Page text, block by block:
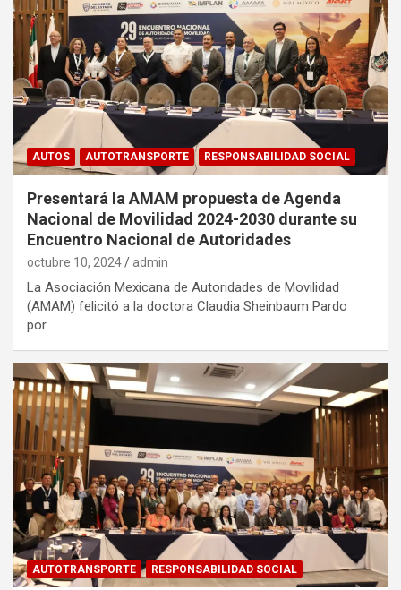
AUTOS AUTOTRANSPORTE RESPONSABILIDAD SOCIAL
Presentará la AMAM propuesta de Agenda
Nacional de Movilidad 2024-2030 durante su
Encuentro Nacional de Autoridades
octubre 10, 2024 admin
La Asociación Mexicana de Autoridades de Movilidad
(AMAM) felicitó a la doctora Claudia Sheinbaum Pardo
por…
AUTOTRANSPORTE RESPONSABILIDAD SOCIAL